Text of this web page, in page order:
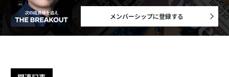
メンバーシップに登録する